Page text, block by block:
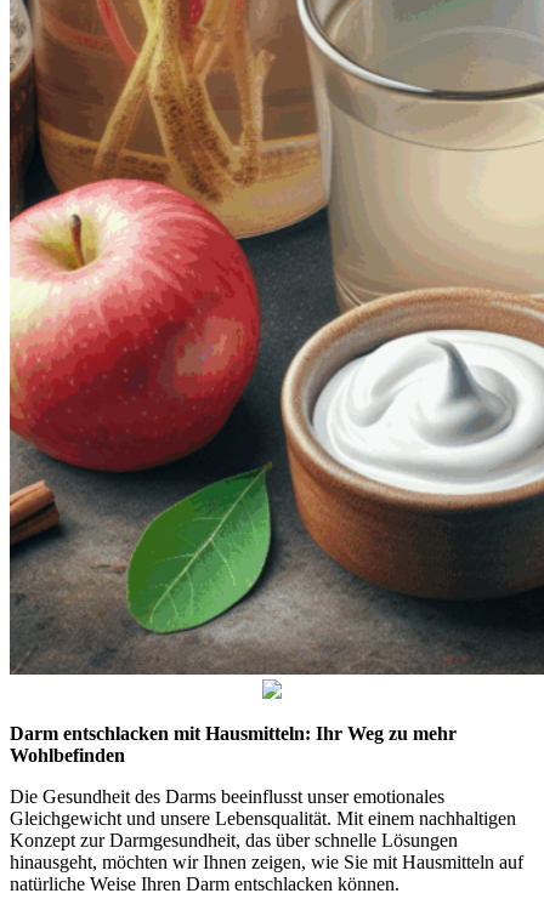
Darm entschlacken mit Hausmitteln: Ihr Weg zu mehr
Wohlbefinden
Die Gesundheit des Darms beeinflusst unser emotionales
Gleichgewicht und unsere Lebensqualität. Mit einem nachhaltigen
Konzept zur Darmgesundheit, das über schnelle Lösungen
hinausgeht, möchten wir Ihnen zeigen, wie Sie mit Hausmitteln auf
natürliche Weise Ihren Darm entschlacken können.